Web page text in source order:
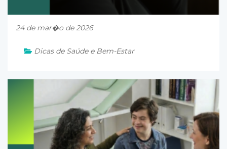
24 de mar�o de 2026
Dicas de Saúde e Bem-Estar